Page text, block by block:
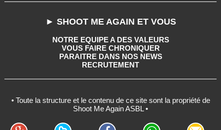
► SHOOT ME AGAIN ET VOUS
NOTRE EQUIPE A DES VALEURS
VOUS FAIRE CHRONIQUER
PARAITRE DANS NOS NEWS
RECRUTEMENT
• Toute la structure et le contenu de ce site sont la propriété de
Shoot Me Again ASBL •